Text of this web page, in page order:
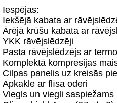
Iespējas:
Iekšējā kabata ar
Ārējā krūšu kabata ar
YKK rāvējslēdzēji
Pasta rāvējslēdzējs ar
Komplektā kompresijas
Cilpas panelis uz kreisās
Apkakle ar flīsa oderi
Viegls un viegli saspiežams